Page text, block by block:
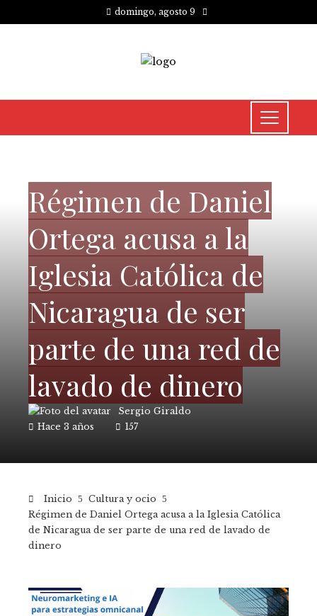
domingo, agosto 9
Régimen de Daniel
Ortega acusa a la
Iglesia Católica de
Nicaragua de ser
parte de una red de
lavado de dinero
Sergio Giraldo
Hace 3 años
157
Inicio
Cultura y ocio
Régimen de Daniel Ortega acusa a la Iglesia Católica
de Nicaragua de ser parte de una red de lavado de
dinero